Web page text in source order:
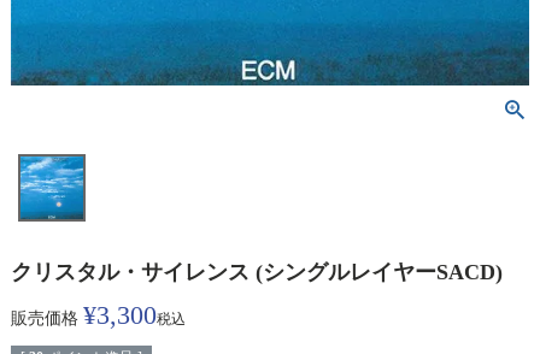
クリスタル・サイレンス (シングルレイヤーSACD)
販売価格 ¥3,300税込